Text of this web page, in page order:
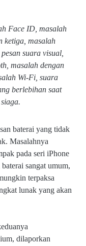
Face ID, masalah
ketiga, masalah
suara visual,
masalah dengan
Wi-Fi, suara
berlebihan saat
baterai yang tidak
Masalahnya
pada seri iPhone
sangat umum,
terpaksa
lunak yang akan
dilaporkan